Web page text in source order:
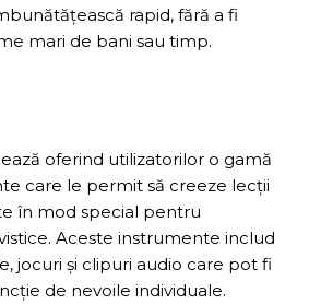
rapid, fără a fi
mari de bani sau timp.
oferind utilizatorilor o gamă
care le permit să creeze lecții
în mod special pentru
Aceste instrumente includ
jocuri și clipuri audio care pot fi
de nevoile individuale.